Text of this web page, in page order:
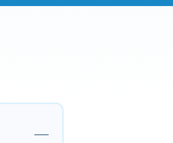
—